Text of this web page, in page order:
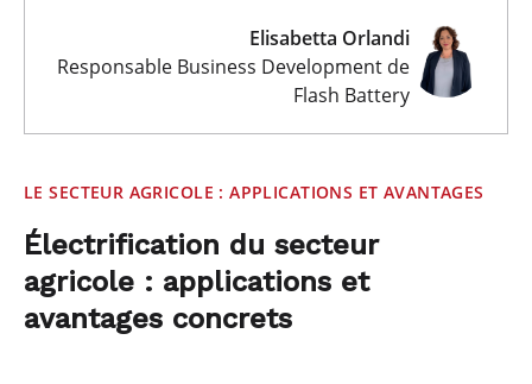
Elisabetta Orlandi
Responsable Business Development de
Flash Battery
LE SECTEUR AGRICOLE : APPLICATIONS ET AVANTAGES
Électrification du secteur
agricole : applications et
avantages concrets